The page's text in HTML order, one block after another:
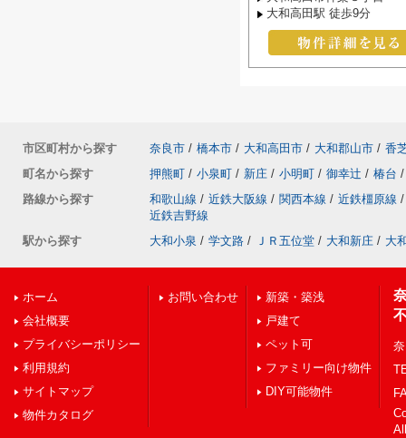
大和高田駅 徒歩9分
市区町村から探す 奈良市 / 橋本市 / 大和高田市 / 大和郡山市 / 香
町名から探す
押熊町 / 小泉町 / 新庄 / 小明町 / 御幸辻 / 椿台 /
路線から探す
和歌山線 / 近鉄大阪線 / 関西本線 / 近鉄橿原線 /
近鉄吉野線
駅から探す
大和小泉 / 学文路 / ＪＲ五位堂 / 大和新庄 / 大
ホーム
会社概要
プライバシーポリシー
利用規約
サイトマップ
物件カタログ
お問い合わせ
新築・築浅
戸建て
ペット可
ファミリー向け物件
DIY可能物件